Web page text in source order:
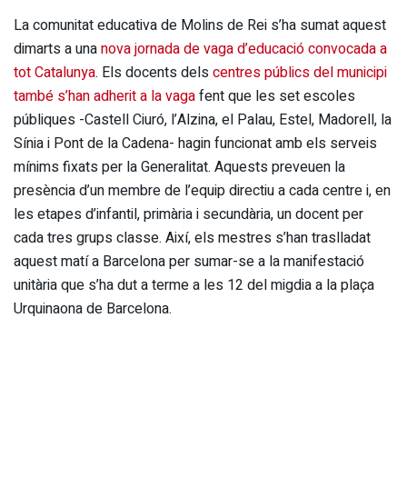
La comunitat educativa de Molins de Rei s’ha sumat aquest
dimarts a unanova jornada de vaga d’educació convocada a
tot Catalunya. Els docents delscentres públics del municipi
també s’han adherit a la vagafent que les set escoles
públiques -Castell Ciuró, l’Alzina, el Palau, Estel, Madorell, la
Sínia i Pont de la Cadena- hagin funcionat amb els serveis
mínims fixats per la Generalitat. Aquests preveuen la
presència d’un membre de l’equip directiu a cada centre i, en
les etapes d’infantil, primària i secundària, un docent per
cada tres grups classe. Així, els mestres s’han traslladat
aquest matí a Barcelona per sumar-se a la manifestació
unitària que s’ha dut a terme a les 12 del migdia a la plaça
Urquinaona de Barcelona.